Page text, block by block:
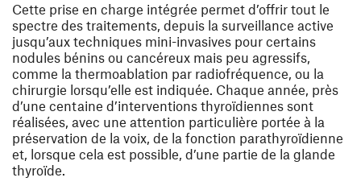
Cette prise en charge intégrée permet d’offrir tout le
spectre des traitements, depuis la surveillance active
jusqu’aux techniques mini-invasives pour certains
nodules bénins ou cancéreux mais peu agressifs,
comme la thermoablation par radiofréquence, ou la
chirurgie lorsqu’elle est indiquée. Chaque année, près
d’une centaine d’interventions thyroïdiennes sont
réalisées, avec une attention particulière portée à la
préservation de la voix, de la fonction parathyroïdienne
et, lorsque cela est possible, d’une partie de la glande
thyroïde.